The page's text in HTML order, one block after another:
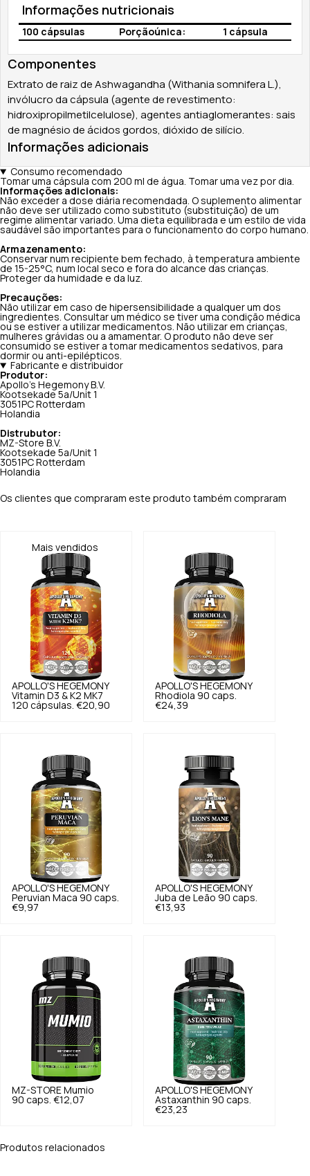
Informações nutricionais
100 cápsulas Porçãoúnica: 1 cápsula
Componentes
Extrato de raiz de Ashwagandha (Withania somnifera L.),
invólucro da cápsula (agente de revestimento:
hidroxipropilmetilcelulose), agentes antiaglomerantes: sais
de magnésio de ácidos gordos, dióxido de silício.
Informações adicionais
Consumo recomendado
Tomar uma cápsula com 200 ml de água. Tomar uma vez por dia.
Informações adicionais:
Não exceder a dose diária recomendada. O suplemento alimentar
não deve ser utilizado como substituto (substituição) de um
regime alimentar variado. Uma dieta equilibrada e um estilo de vida
saudável são importantes para o funcionamento do corpo humano.
Armazenamento:
Conservar num recipiente bem fechado, à temperatura ambiente
de 15-25°C, num local seco e fora do alcance das crianças.
Proteger da humidade e da luz.
Precauções:
Não utilizar em caso de hipersensibilidade a qualquer um dos
ingredientes. Consultar um médico se tiver uma condição médica
ou se estiver a utilizar medicamentos. Não utilizar em crianças,
mulheres grávidas ou a amamentar. O produto não deve ser
consumido se estiver a tomar medicamentos sedativos, para
dormir ou anti-epilépticos.
Fabricante e distribuidor
Produtor:
Apollo's Hegemony B.V.
Kootsekade 5a/Unit 1
3051PC Rotterdam
Holandia
Distrubutor:
MZ-Store B.V.
Kootsekade 5a/Unit 1
3051PC Rotterdam
Holandia
Os clientes que compraram este produto também compraram
Mais vendidos
APOLLO'S HEGEMONY
Vitamin D3 & K2 MK7
120 cápsulas. €20,90
APOLLO'S HEGEMONY
Rhodiola 90 caps.
€24,39
APOLLO'S HEGEMONY
Peruvian Maca 90 caps.
€9,97
APOLLO'S HEGEMONY
Juba de Leão 90 caps.
€13,93
MZ-STORE Mumio
90 caps. €12,07
APOLLO'S HEGEMONY
Astaxanthin 90 caps.
€23,23
Produtos relacionados